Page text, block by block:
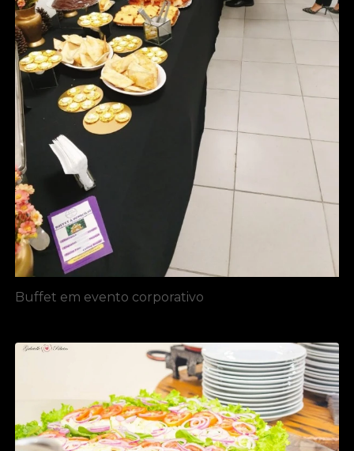
Buffet em evento corporativo